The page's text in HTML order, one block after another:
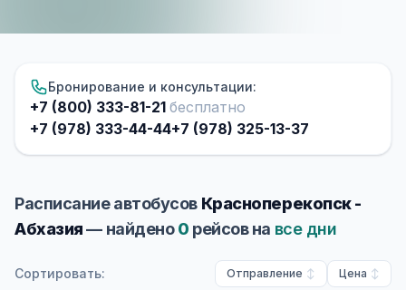
Бронирование и консультации:
+7 (800) 333-81-21 бесплатно
+7 (978) 333-44-44+7 (978) 325-13-37
Расписание автобусов Красноперекопск -
Абхазия— найдено0 рейсов на все дни
Сортировать: Отправление Цена